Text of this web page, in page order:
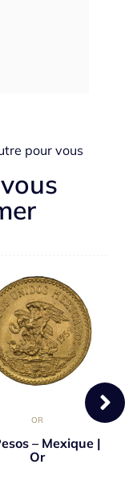
pour vous
OR
– Mexique |
Or